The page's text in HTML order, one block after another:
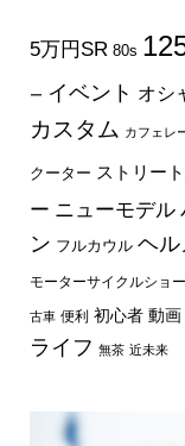
5万円SR 80s
ー イベント オシ
カスタム カフェレ
クーター ストリー
ー ニューモデル
ン フルカウル ヘル
モーターサイクルショー
古車 便利 初心者 動画
ライフ 無茶 近未来